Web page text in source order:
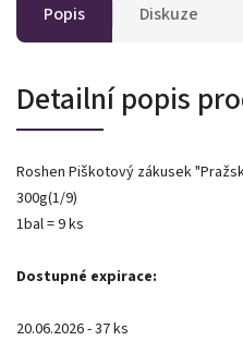
Popis Diskuze
Detailní popis
Roshen Piškotový zákusek
300g(1/9)
1bal = 9 ks
Dostupné expirace:
20.06.2026 - 37 ks